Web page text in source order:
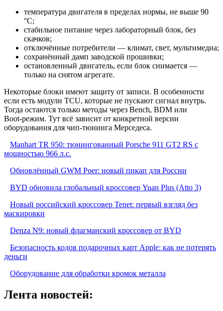
температура двигателя в пределах нормы, не выше 90
°С;
стабильное питание через лабораторный блок, без
скачков;
отключённые потребители — климат, свет, мультимедиа;
сохранённый дамп заводской прошивки;
остановленный двигатель, если блок снимается —
только на снятом агрегате.
Некоторые блоки имеют защиту от записи. В особенности
если есть модули TCU, которые не пускают сигнал внутрь.
Тогда остаются только методы через Bench, BDM или
Boot‑режим. Тут всё зависит от конкретной версии
оборудования для чип-тюнинга Мерседеса.
Manhart TR 950: тюнингованный Porsche 911 GT2 RS с
мощностью 966 л.с.
Обновлённый GWM Poer: новый пикап для России
BYD обновила глобальный кроссовер Yuan Plus (Atto 3)
Новый российский кроссовер Tenet: первый взгляд без
маскировки
Denza N9: новый флагманский кроссовер от BYD
Безопасность кодов подарочных карт Apple: как не потерять
деньги
Оборудование для обработки кромок металла
Лента новостей: